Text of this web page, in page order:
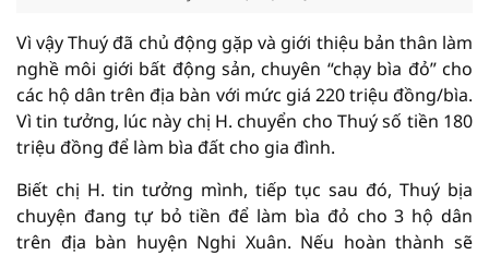
Vì vậy Thuý đã chủ động gặp và giới thiệu bản thân làm
nghề môi giới bất động sản, chuyên “chạy bìa đỏ” cho
các hộ dân trên địa bàn với mức giá 220 triệu đồng/bìa.
Vì tin tưởng, lúc này chị H. chuyển cho Thuý số tiền 180
triệu đồng để làm bìa đất cho gia đình.
Biết chị H. tin tưởng mình, tiếp tục sau đó, Thuý bịa
chuyện đang tự bỏ tiền để làm bìa đỏ cho 3 hộ dân
trên địa bàn huyện Nghi Xuân. Nếu hoàn thành sẽ